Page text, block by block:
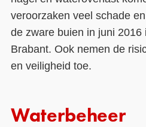
veroorzaken veel schade
de zware buien in juni 2016
Brabant. Ook nemen de
en veiligheid toe.
Waterbeheer